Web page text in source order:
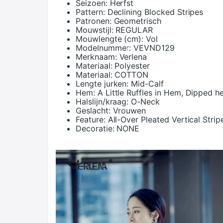
Seizoen: Herfst
Pattern: Declining Blocked Stripes
Patronen: Geometrisch
Mouwstijl: REGULAR
Mouwlengte (cm): Vol
Modelnummer: VEVND129
Merknaam: Verlena
Materiaal: Polyester
Materiaal: COTTON
Lengte jurken: Mid-Calf
Hem: A Little Ruffles in Hem, Dipped
Halslijn/kraag: O-Neck
Geslacht: Vrouwen
Feature: All-Over Pleated Vertical
Decoratie: NONE